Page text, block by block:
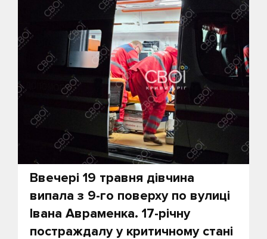
Ввечері 19 травня дівчина
випала з 9-го поверху по вулиці
Івана Авраменка. 17-річну
постраждалу у критичному стані